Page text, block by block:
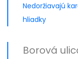
Nedoržiavajú
hliadky
Borová